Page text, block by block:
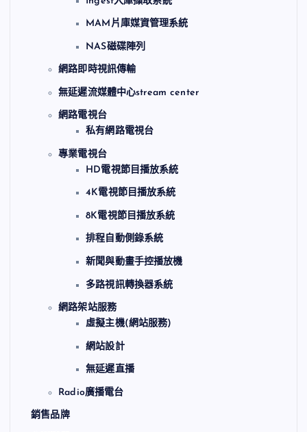
MAM片庫媒資管理系統
NAS磁碟陣列
網路即時視訊傳輸
無延遲流媒體中心stream center
網路電視台
私有網路電視台
專業電視台
HD電視節目播放系統
4K電視節目播放系統
8K電視節目播放系統
排程自動側錄系統
新聞與動畫手控播放機
多路視訊轉換器系統
網路架站服務
虛擬主機(網站服務)
網站設計
無延遲直播
Radio廣播電台
銷售品牌